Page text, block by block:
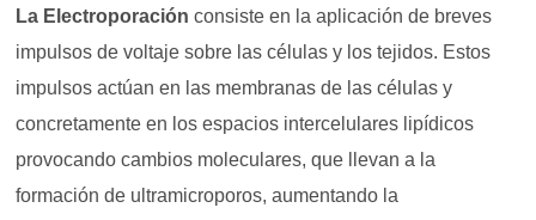
La Electroporación consiste en la aplicación de breves
impulsos de voltaje sobre las células y los tejidos. Estos
impulsos actúan en las membranas de las células y
concretamente en los espacios intercelulares lipídicos
provocando cambios moleculares, que llevan a la
formación de ultramicroporos, aumentando la